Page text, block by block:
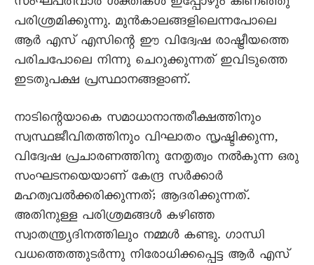
പരിശ്രമിക്കുന്നു. മുന്‍കാലങ്ങളിലെന്നപോലെ
ആര്‍ എസ് എസിന്റെ ഈ വിദ്വേഷ രാഷ്ട്രീയത്തെ
പരിചപോലെ നിന്നു ചെറുക്കുന്നത് ഇവിടുത്തെ
ഇടതുപക്ഷ പ്രസ്ഥാനങ്ങളാണ്.
നാടിന്റെയാകെ സമാധാനാന്തരീക്ഷത്തിനും
സ്വസ്ഥജീവിതത്തിനും വിഘാതം സൃഷ്ടിക്കുന്ന,
വിദ്വേഷ പ്രചാരണത്തിനു നേതൃത്വം നല്‍കുന്ന ഒരു
സംഘടനയെയാണ് കേന്ദ്ര സര്‍ക്കാര്‍
മഹത്വവല്‍ക്കരിക്കുന്നത്; ആദരിക്കുന്നത്.
അതിനുള്ള പരിശ്രമങ്ങള്‍ കഴിഞ്ഞ
സ്വാതന്ത്ര്യദിനത്തിലും നമ്മള്‍ കണ്ടു. ഗാന്ധി
വധത്തെത്തുടര്‍ന്നു നിരോധിക്കപ്പെട്ട ആര്‍ എസ്